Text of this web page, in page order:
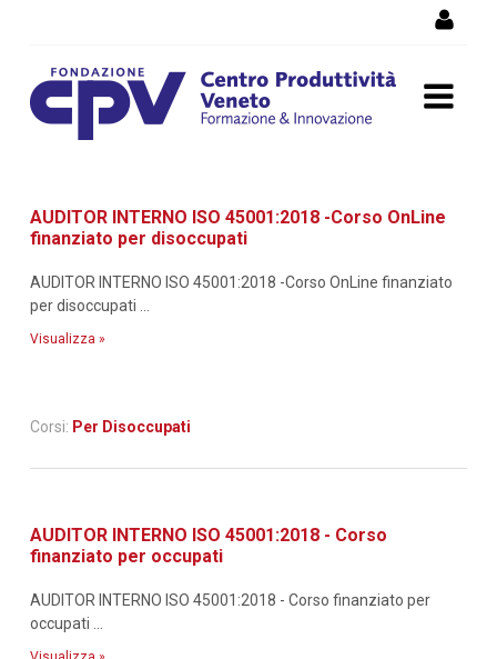
formazione
AUDITOR INTERNO ISO 45001:2018 -Corso OnLine
finanziato per disoccupati
AUDITOR INTERNO ISO 45001:2018 -Corso OnLine finanziato
per disoccupati ...
Visualizza »
Corsi: Per Disoccupati
AUDITOR INTERNO ISO 45001:2018 - Corso
finanziato per occupati
AUDITOR INTERNO ISO 45001:2018 - Corso finanziato per
occupati ...